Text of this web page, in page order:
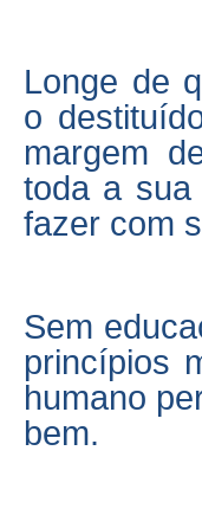
Longe de
o
margem
toda a
fazer com
Sem
princípios
humano
bem.